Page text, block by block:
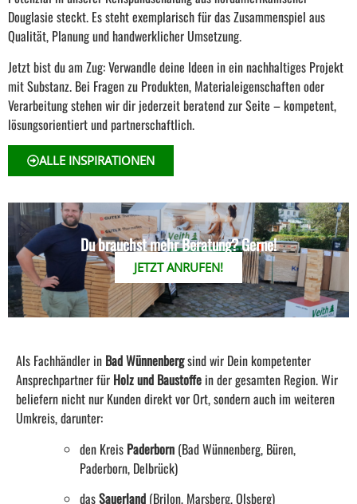
Douglasie steckt. Es steht exemplarisch für das Zusammenspiel aus
Qualität, Planung und handwerklicher Umsetzung.
Jetzt bist du am Zug: Verwandle deine Ideen in ein nachhaltiges Projekt
mit Substanz. Bei Fragen zu Produkten, Materialeigenschaften oder
Verarbeitung stehen wir dir jederzeit beratend zur Seite – kompetent,
lösungsorientiert und partnerschaftlich.
ALLE INSPIRATIONEN
Du brauchst mehr Beratung? Gerne!
JETZT ANRUFEN!
Als Fachhändler in Bad Wünnenbergsind wir Dein kompetenter
Ansprechpartner für Holz und Baustoffe in der gesamten Region. Wir
beliefern nicht nur Kunden direkt vor Ort, sondern auch im weiteren
Umkreis, darunter:
den Kreis Paderborn (Bad Wünnenberg, Büren,
Paderborn, Delbrück)
dasSauerland (Brilon, Marsberg, Olsberg)